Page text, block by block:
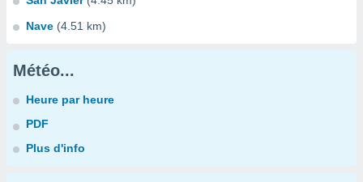
Nave (4.51 km)
Météo...
Heure par heure
PDF
Plus d'info